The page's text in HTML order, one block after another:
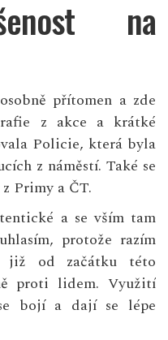
na
přítomen a zde
z akce a krátké
Policie, která byla
z náměstí. Také se
Primy a ČT.
a se vším tam
protože razím
již od začátku této
proti lidem. Využití
bojí a dají se lépe